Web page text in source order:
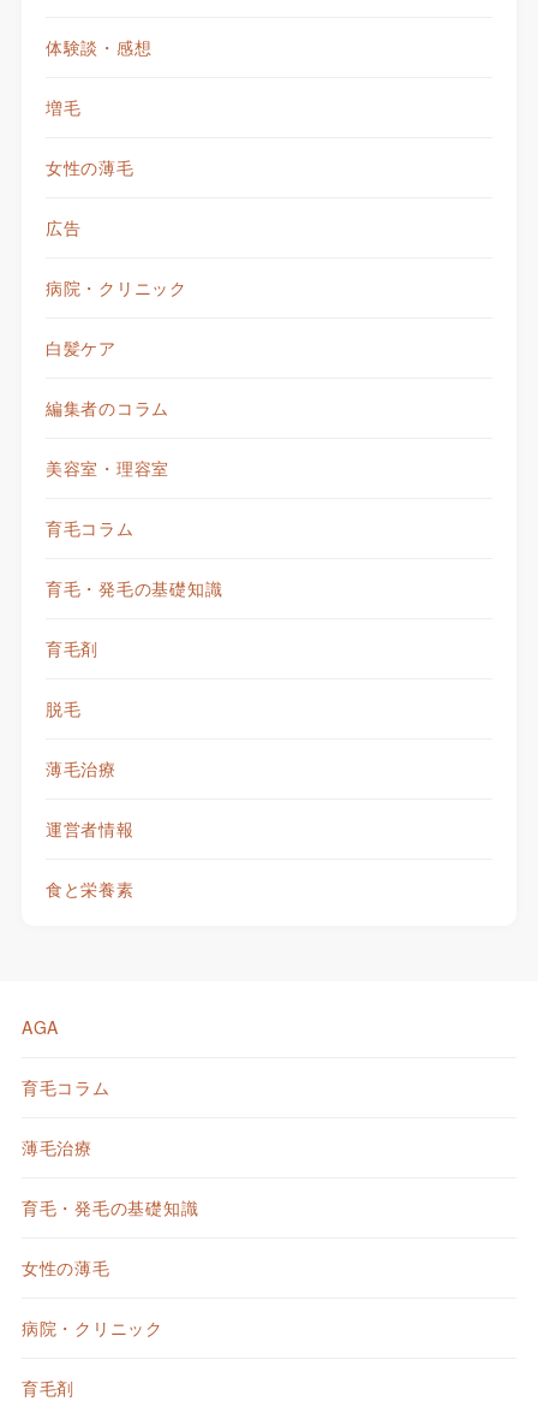
体験談・感想
増毛
女性の薄毛
広告
病院・クリニック
白髪ケア
編集者のコラム
美容室・理容室
育毛コラム
育毛・発毛の基礎知識
育毛剤
脱毛
薄毛治療
運営者情報
食と栄養素
AGA
育毛コラム
薄毛治療
育毛・発毛の基礎知識
女性の薄毛
病院・クリニック
育毛剤